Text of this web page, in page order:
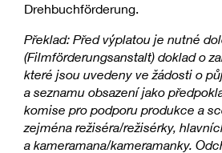
Drehbuchförderung.
Překlad: Před výplatou je nutné
(Filmförderungsanstalt) doklad o
které jsou uvedeny ve žádosti o
a seznamu obsazení jako
komise pro podporu produkce a
zejména režiséra/režisérky,
a kameramana/kameramanky.